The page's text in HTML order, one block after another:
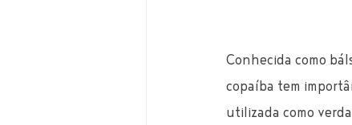
Conhecida como
copaíba tem
utilizada como